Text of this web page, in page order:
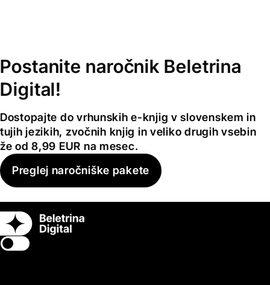
Postanite naročnik Beletrina
Digital!
Dostopajte do vrhunskih e-knjig v slovenskem in
tujih jezikih, zvočnih knjig in veliko drugih vsebin
že od 8,99 EUR na mesec.
Preglej naročniške pakete
Switch theme